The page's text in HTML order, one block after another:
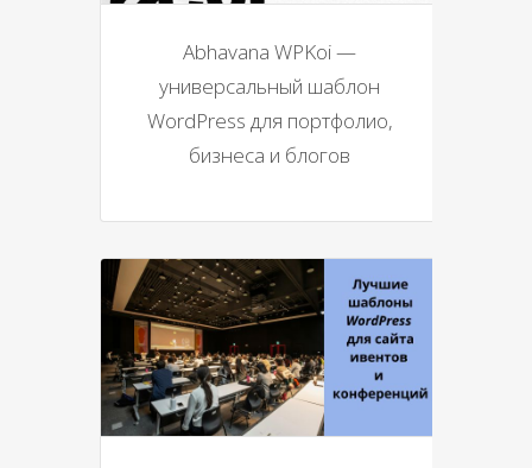
Abhavana WPKoi —
универсальный шаблон
WordPress для портфолио,
бизнеса и блогов